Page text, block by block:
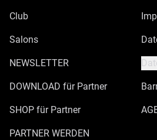
Club
Salons
NEWSLETTER
DOWNLOAD für Partner
SHOP für Partner
PARTNER WERDEN